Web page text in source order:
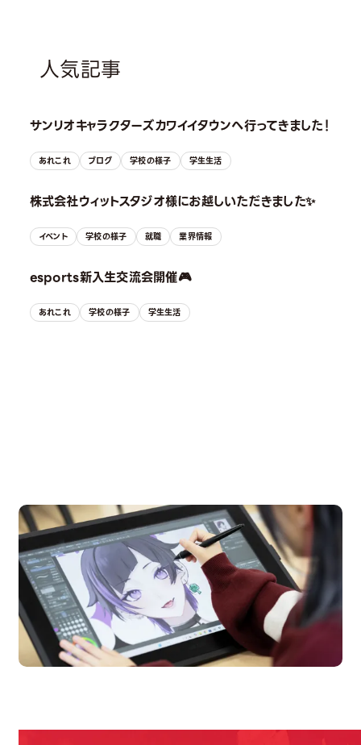
人気記事
サンリオキャラクターズカワイイタウンへ行ってきました！
あれこれ ブログ 学校の様子 学生生活
株式会社ウィットスタジオ様にお越しいただきました✨
イベント 学校の様子 就職 業界情報
esports新入生交流会開催🎮
あれこれ 学校の様子 学生生活
Campus Open